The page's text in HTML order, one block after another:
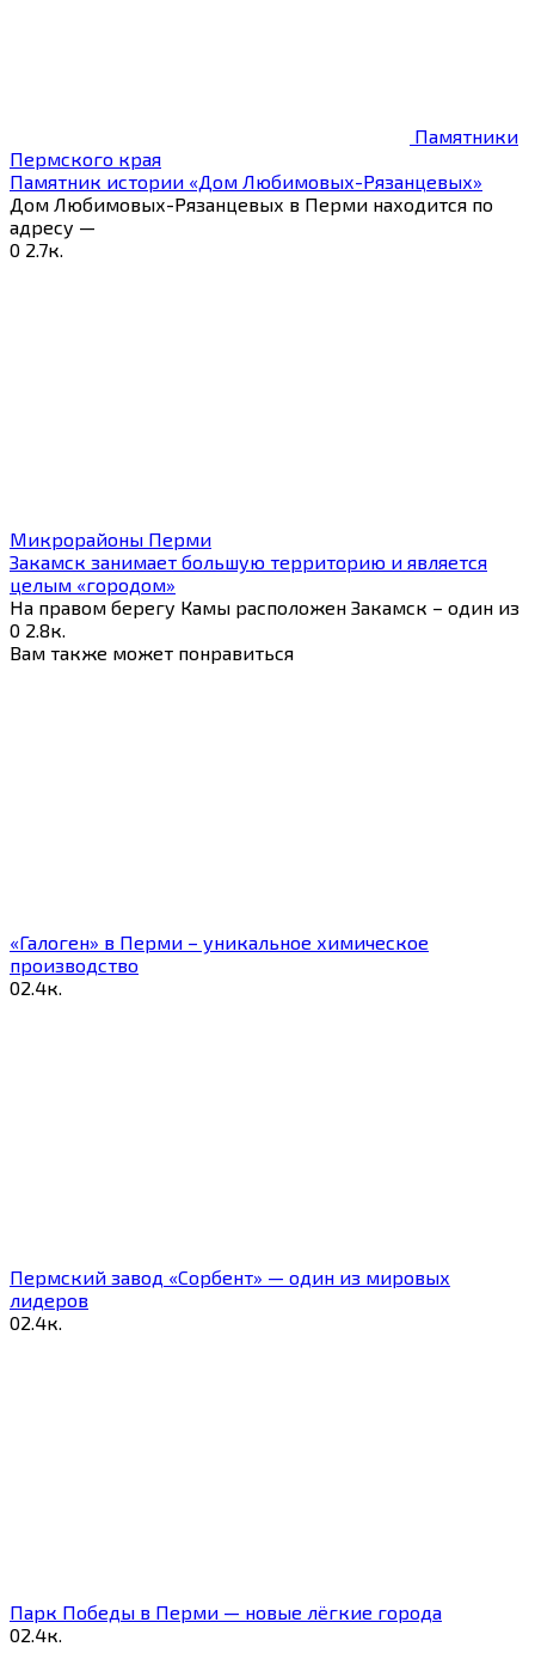
Памятники
Пермского края
Памятник истории «Дом Любимовых-Рязанцевых»
Дом Любимовых-Рязанцевых в Перми находится по
адресу —
0 2.7к.
Микрорайоны Перми
Закамск занимает большую территорию и является
целым «городом»
На правом берегу Камы расположен Закамск – один из
0 2.8к.
Вам также может понравиться
«Галоген» в Перми – уникальное химическое
производство
02.4к.
Пермский завод «Сорбент» — один из мировых
лидеров
02.4к.
Парк Победы в Перми — новые лёгкие города
02.4к.